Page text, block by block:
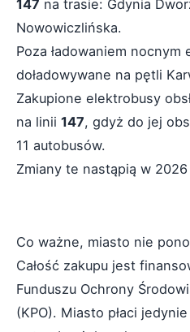
147 na trasie: Gdynia
Nowowiczlińska.
Poza ładowaniem nocnym
doładowywane na pętli
Zakupione elektrobusy
na linii 147, gdyż do jej
11 autobusów.
Zmiany te nastąpią w 2026
Co ważne, miasto nie
Całość zakupu jest
Funduszu Ochrony
(KPO). Miasto płaci